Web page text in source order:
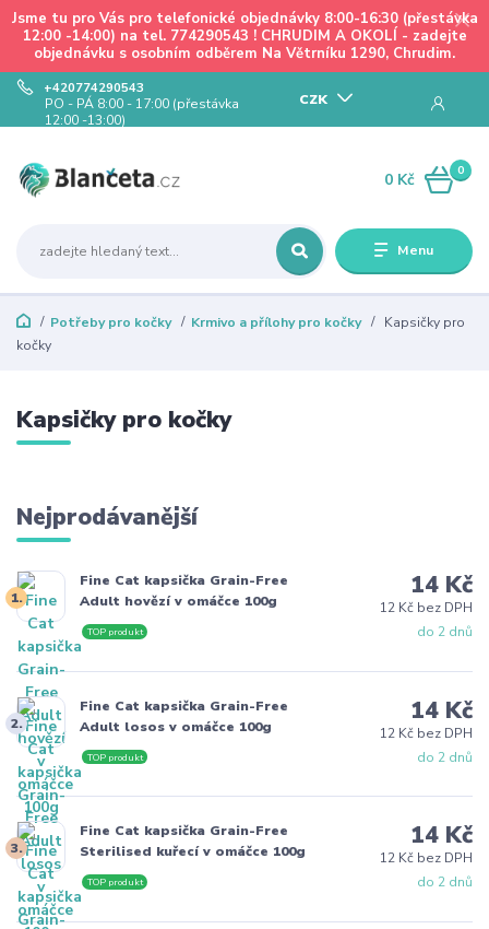
Jsme tu pro Vás pro telefonické objednávky 8:00-16:30 (přestávka
12:00 -14:00) na tel. 774290543 ! CHRUDIM A OKOLÍ - zadejte
objednávku s osobním odběrem Na Větrníku 1290, Chrudim.
Menu
CZK
+420774290543
PO - PÁ 8:00 - 17:00 (přestávka
12:00 -13:00)
0
0 Kč
Potřeby pro kočky Krmivo a přílohy pro kočky
Kapsičky pro
kočky
Kapsičky pro kočky
Nejprodávanější
1.
Fine Cat kapsička Grain-Free
Adult hovězí v omáčce 100g
do 2 dnů
TOP produkt
14 Kč
12 Kč bez DPH
2.
Fine Cat kapsička Grain-Free
Adult losos v omáčce 100g
do 2 dnů
TOP produkt
14 Kč
12 Kč bez DPH
3.
Fine Cat kapsička Grain-Free
Sterilised kuřecí v omáčce 100g
do 2 dnů
TOP produkt
14 Kč
12 Kč bez DPH